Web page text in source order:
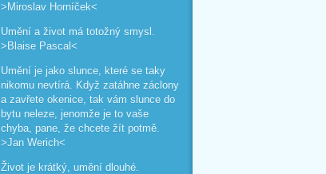
>Miroslav Horníček<
Umění a život má totožný smysl.
>Blaise Pascal<
Umění je jako slunce, které se taky
nikomu nevtírá. Když zatáhne záclony
a zavřete okenice, tak vám slunce do
bytu neleze, jenomže je to vaše
chyba, pane, že chcete žít potmě.
>Jan Werich<
Život je krátký, umění dlouhé.